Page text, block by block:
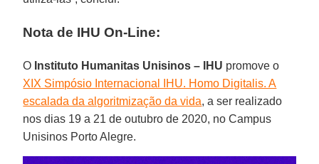
Nota de IHU On-Line:
O Instituto Humanitas Unisinos – IHU promove o
XIX Simpósio Internacional IHU. Homo Digitalis. A
escalada da algoritmização da vida, a ser realizado
nos dias 19 a 21 de outubro de 2020, no Campus
Unisinos Porto Alegre.